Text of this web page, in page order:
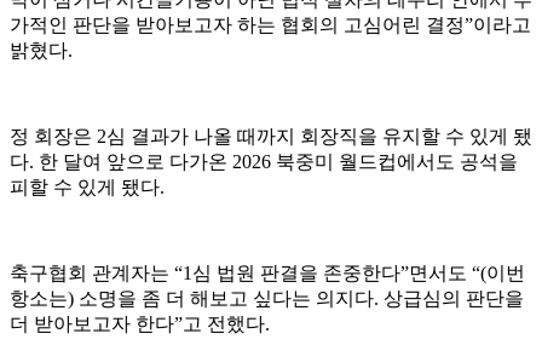
가적인 판단을 받아보고자 하는 협회의 고심어린 결정”이라고
밝혔다.
정 회장은 2심 결과가 나올 때까지 회장직을 유지할 수 있게 됐
다. 한 달여 앞으로 다가온 2026 북중미 월드컵에서도 공석을
피할 수 있게 됐다.
축구협회 관계자는 “1심 법원 판결을 존중한다”면서도 “(이번
항소는) 소명을 좀 더 해보고 싶다는 의지다. 상급심의 판단을
더 받아보고자 한다”고 전했다.